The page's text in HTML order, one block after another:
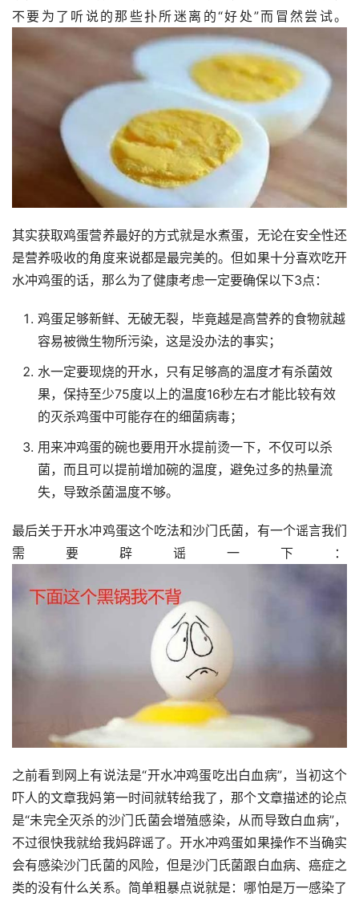
不要为了听说的那些扑所迷离的“好处”而冒然尝试。
其实获取鸡蛋营养最好的方式就是水煮蛋，无论在安全性还
是营养吸收的角度来说都是最完美的。但如果十分喜欢吃开
水冲鸡蛋的话，那么为了健康考虑一定要确保以下3点：
鸡蛋足够新鲜、无破无裂，毕竟越是高营养的食物就越
容易被微生物所污染，这是没办法的事实；
水一定要现烧的开水，只有足够高的温度才有杀菌效
果，保持至少75度以上的温度16秒左右才能比较有效
的灭杀鸡蛋中可能存在的细菌病毒；
用来冲鸡蛋的碗也要用开水提前烫一下，不仅可以杀
菌，而且可以提前增加碗的温度，避免过多的热量流
失，导致杀菌温度不够。
最后关于开水冲鸡蛋这个吃法和沙门氏菌，有一个谣言我们
需要辟谣一下：
之前看到网上有说法是“开水冲鸡蛋吃出白血病”，当初这个
吓人的文章我妈第一时间就转给我了，那个文章描述的论点
是“未完全灭杀的沙门氏菌会增殖感染，从而导致白血病”，
不过很快我就给我妈辟谣了。开水冲鸡蛋如果操作不当确实
会有感染沙门氏菌的风险，但是沙门氏菌跟白血病、癌症之
类的没有什么关系。简单粗暴点说就是：哪怕是万一感染了